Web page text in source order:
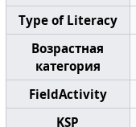
Type of Literacy
Возрастная
категория
FieldActivity
KSP